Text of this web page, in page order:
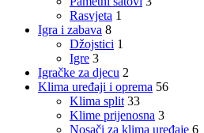
Rasvjeta 1
Igra i zabava 8
Džojstici 1
Igre 3
Igračke za djecu 2
Klima uređaji i oprema 56
Klima split 33
Klime prijenosna 3
Nosači za klima uređaje 6